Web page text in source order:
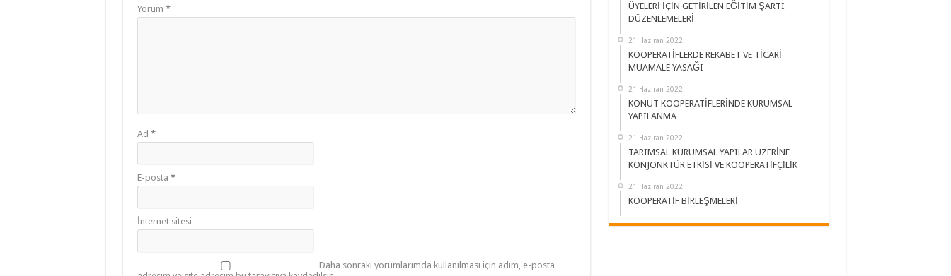
Yorum *
Ad *
E-posta *
İnternet sitesi
Daha sonraki yorumlarımda kullanılması için adım, e-posta
ÜYELERİ İÇİN GETİRİLEN EĞİTİM ŞARTI
DÜZENLEMELERİ
21 Haziran 2022
KOOPERATİFLERDE REKABET VE TİCARİ
MUAMALE YASAĞI
21 Haziran 2022
KONUT KOOPERATİFLERİNDE KURUMSAL
YAPILANMA
21 Haziran 2022
TARIMSAL KURUMSAL YAPILAR ÜZERİNE
KONJONKTÜR ETKİSİ VE KOOPERATİFÇİLİK
21 Haziran 2022
KOOPERATİF BİRLEŞMELERİ